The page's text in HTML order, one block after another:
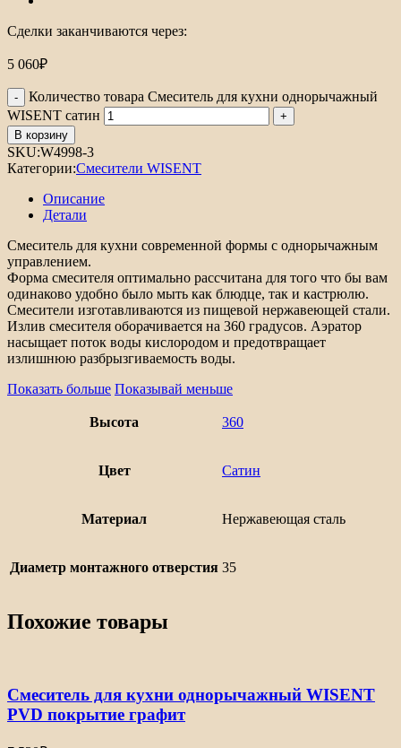
Сделки заканчиваются через:
5 060₽
Количество товара Смеситель для кухни однорычажный
WISENT сатин
В корзину
SKU:W4998-3
Категории:Смесители WISENT
Описание
Детали
Смеситель для кухни современной формы с однорычажным
управлением.
Форма смесителя оптимально рассчитана для того что бы вам
одинаково удобно было мыть как блюдце, так и кастрюлю.
Смесители изготавливаются из пищевой нержавеющей стали.
Излив смесителя оборачивается на 360 градусов. Аэратор
насыщает поток воды кислородом и предотвращает
излишнюю разбрызгиваемость воды.
Показать больше Показывай меньше
Высота 360
Цвет Сатин
Материал Нержавеющая сталь
Диаметр монтажного отверстия 35
Похожие товары
Смеситель для кухни однорычажный WISENT
PVD покрытие графит